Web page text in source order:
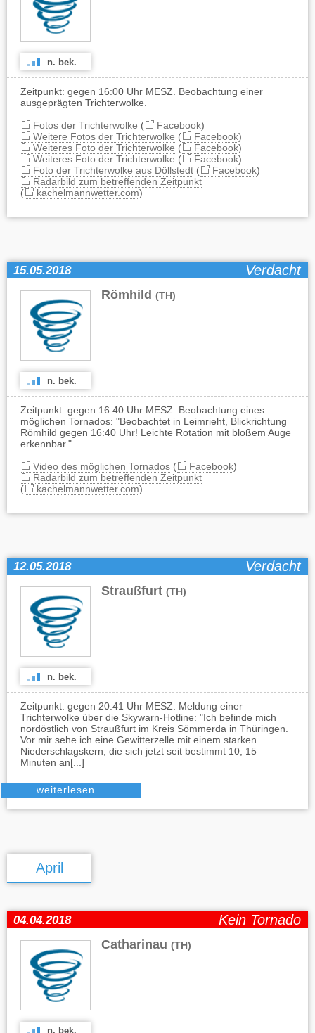
n. bek.
Zeitpunkt: gegen 16:00 Uhr MESZ. Beobachtung einer
ausgeprägten Trichterwolke.
Fotos der Trichterwolke ( Facebook)
Weitere Fotos der Trichterwolke ( Facebook)
Weiteres Foto der Trichterwolke ( Facebook)
Weiteres Foto der Trichterwolke ( Facebook)
Foto der Trichterwolke aus Döllstedt( Facebook)
Radarbild zum betreffenden Zeitpunkt
(
kachelmannwetter.com)
15.05.2018 Verdacht
Römhild (TH)
n. bek.
Zeitpunkt: gegen 16:40 Uhr MESZ. Beobachtung eines
möglichen Tornados: "Beobachtet in Leimrieht, Blickrichtung
Römhild gegen 16:40 Uhr! Leichte Rotation mit bloßem Auge
erkennbar."
Video des möglichen Tornados( Facebook)
Radarbild zum betreffenden Zeitpunkt
(
kachelmannwetter.com)
12.05.2018 Verdacht
Straußfurt (TH)
n. bek.
Zeitpunkt: gegen 20:41 Uhr MESZ. Meldung einer
Trichterwolke über die Skywarn-Hotline: "Ich befinde mich
nordöstlich von Straußfurt im Kreis Sömmerda in Thüringen.
Vor mir sehe ich eine Gewitterzelle mit einem starken
Niederschlagskern, die sich jetzt seit bestimmt 10, 15
Minuten an[...]
weiterlesen…
April
04.04.2018 Kein Tornado
Catharinau (TH)
n. bek.